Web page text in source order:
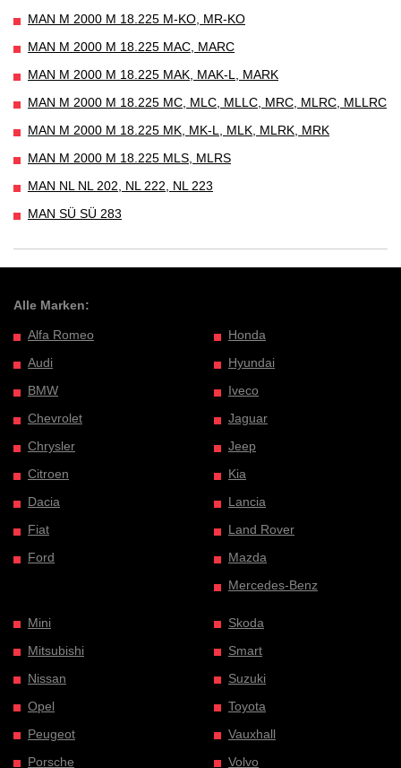
MAN M 2000 M 18.225 M-KO, MR-KO
MAN M 2000 M 18.225 MAC, MARC
MAN M 2000 M 18.225 MAK, MAK-L, MARK
MAN M 2000 M 18.225 MC, MLC, MLLC, MRC, MLRC, MLLRC
MAN M 2000 M 18.225 MK, MK-L, MLK, MLRK, MRK
MAN M 2000 M 18.225 MLS, MLRS
MAN NL NL 202, NL 222, NL 223
MAN SÜ SÜ 283
Alle Marken:
Alfa Romeo
Audi
BMW
Chevrolet
Chrysler
Citroen
Dacia
Fiat
Ford
Honda
Hyundai
Iveco
Jaguar
Jeep
Kia
Lancia
Land Rover
Mazda
Mercedes-Benz
Mini
Mitsubishi
Nissan
Opel
Peugeot
Porsche
Skoda
Smart
Suzuki
Toyota
Vauxhall
Volvo